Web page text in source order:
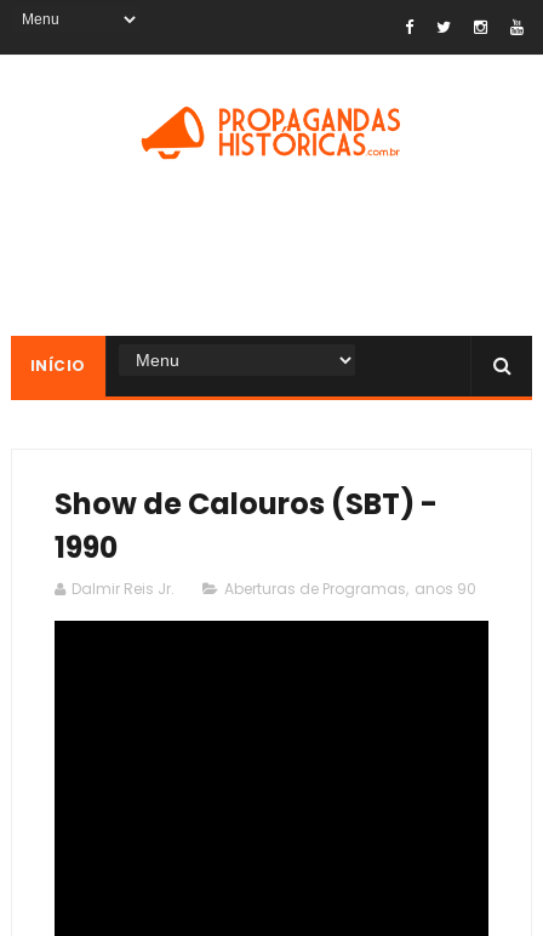
INÍCIO
Show de Calouros (SBT) -
1990
Dalmir Reis Jr. Aberturas de Programas, anos 90